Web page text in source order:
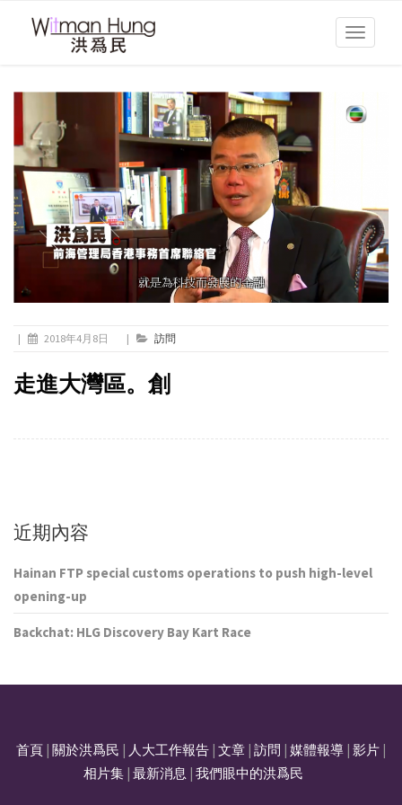
Toggle
| 2018年4月8日 | 訪問
走進大灣區。創
近期內容
Hainan FTP special customs operations to push high-level
opening-up
Backchat: HLG Discovery Bay Kart Race
首頁 關於洪爲民 人大工作報告 文章 訪問 媒體報導 影片
相片集| 最新消息 我們眼中的洪爲民